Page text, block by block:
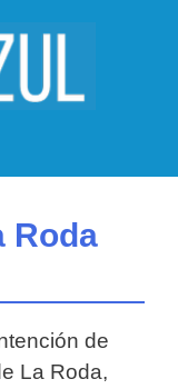
Roda
de
La Roda,